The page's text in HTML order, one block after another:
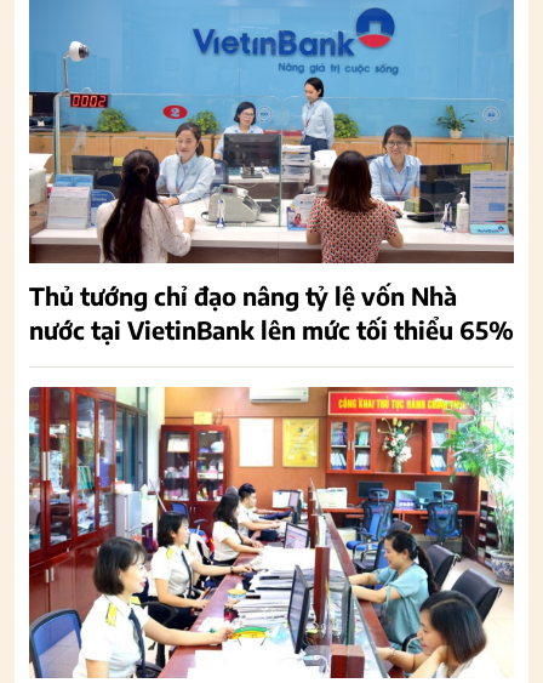
Thủ tướng chỉ đạo nâng tỷ lệ vốn Nhà
nước tại VietinBank lên mức tối thiểu 65%